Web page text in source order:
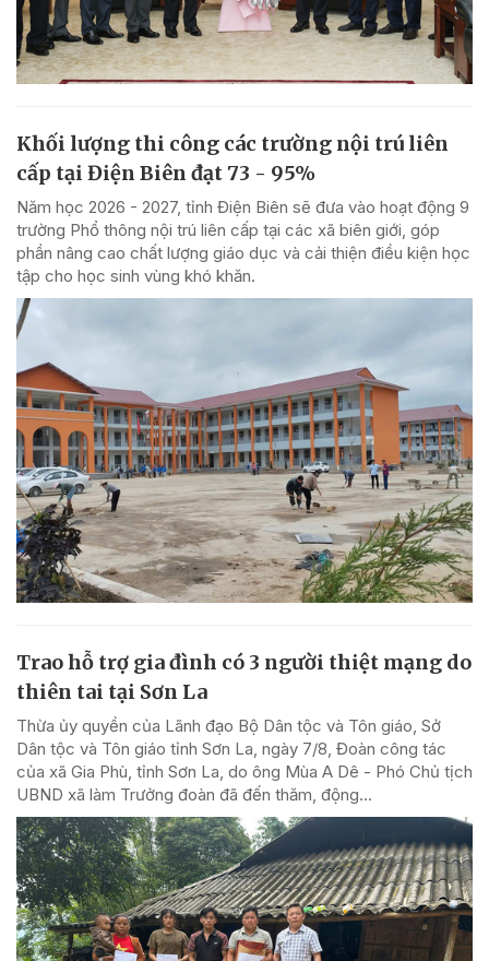
Khối lượng thi công các trường nội trú liên
cấp tại Điện Biên đạt 73 - 95%
Năm học 2026 - 2027, tỉnh Điện Biên sẽ đưa vào hoạt động 9
trường Phổ thông nội trú liên cấp tại các xã biên giới, góp
phần nâng cao chất lượng giáo dục và cải thiện điều kiện học
tập cho học sinh vùng khó khăn.
Trao hỗ trợ gia đình có 3 người thiệt mạng do
thiên tai tại Sơn La
Thừa ủy quyền của Lãnh đạo Bộ Dân tộc và Tôn giáo, Sở
Dân tộc và Tôn giáo tỉnh Sơn La, ngày 7/8, Đoàn công tác
của xã Gia Phù, tỉnh Sơn La, do ông Mùa A Dê - Phó Chủ tịch
UBND xã làm Trưởng đoàn đã đến thăm, động...